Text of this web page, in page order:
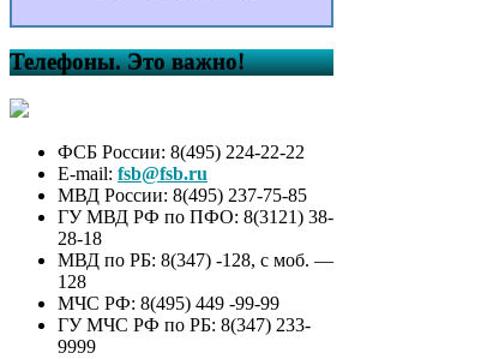
Телефоны. Это важно!
ФСБ России: 8(495) 224-22-22
E-mail: fsb@fsb.ru
МВД России: 8(495) 237-75-85
ГУ МВД РФ по ПФО: 8(3121) 38-
28-18
МВД по РБ: 8(347) -128, с моб. —
128
МЧС РФ: 8(495) 449 -99-99
ГУ МЧС РФ по РБ: 8(347) 233-
9999